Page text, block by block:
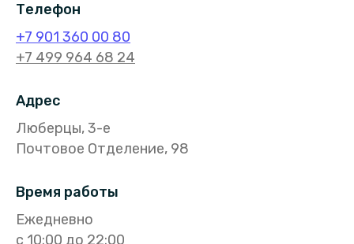
Телефон
+7 901 360 00 80
+7 499 964 68 24
Адрес
Люберцы, 3-е
Почтовое Отделение, 98
Время работы
Ежедневно
с 10:00 до 22:00